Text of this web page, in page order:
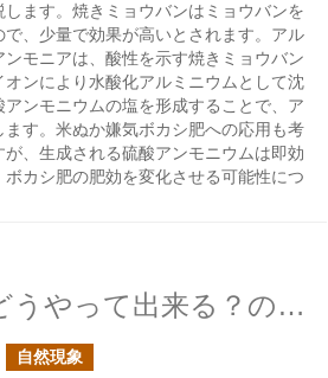
ます。焼きミョウバンはミョウバンを
、少量で効果が高いとされます。アル
モニアは、酸性を示す焼きミョウバン
ンにより水酸化アルミニウムとして沈
ンモニウムの塩を形成することで、ア
す。米ぬか嫌気ボカシ肥への応用も考
、生成される硫酸アンモニウムは即効
カシ肥の肥効を変化させる可能性につ
ミョウバンはどうやって出来る？の続き
自然現象